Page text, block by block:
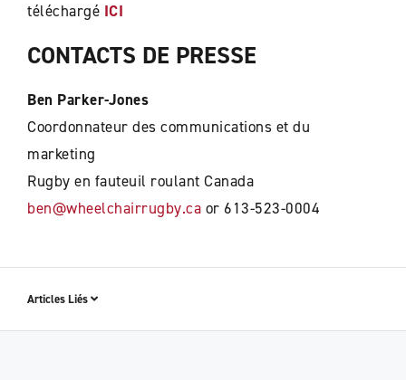
téléchargé ICI
CONTACTS DE PRESSE
Ben Parker-Jones
Coordonnateur des communications et du
marketing
Rugby en fauteuil roulant Canada
ben@wheelchairrugby.ca or 613-523-0004
Articles Liés